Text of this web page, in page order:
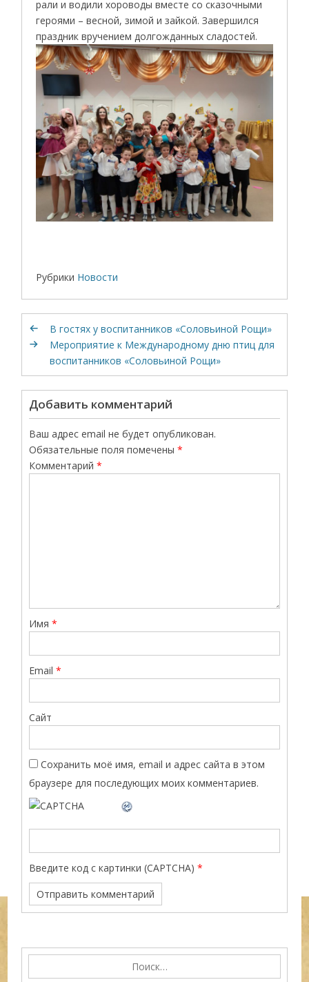
ра­ли и во­ди­ли хо­ро­во­ды вмес­те со ска­зоч­ны­ми
ге­ро­ями – вес­ной, зи­мой и зай­кой. За­вер­шил­ся
празд­ник вру­че­ни­ем дол­гож­дан­ных сла­дос­тей.
Рубрики Новости
В гостях у воспитанников «Соловьиной Рощи»
Мероприятие к Международному дню птиц для
воспитанников «Соловьиной Рощи»
Добавить комментарий
Ваш адрес email не будет опубликован.
Обязательные поля помечены*
Комментарий*
Имя*
Email*
Сайт
Сохранить моё имя, email и адрес сайта в этом
браузере для последующих моих комментариев.
Введите код с картинки (CAPTCHA) *